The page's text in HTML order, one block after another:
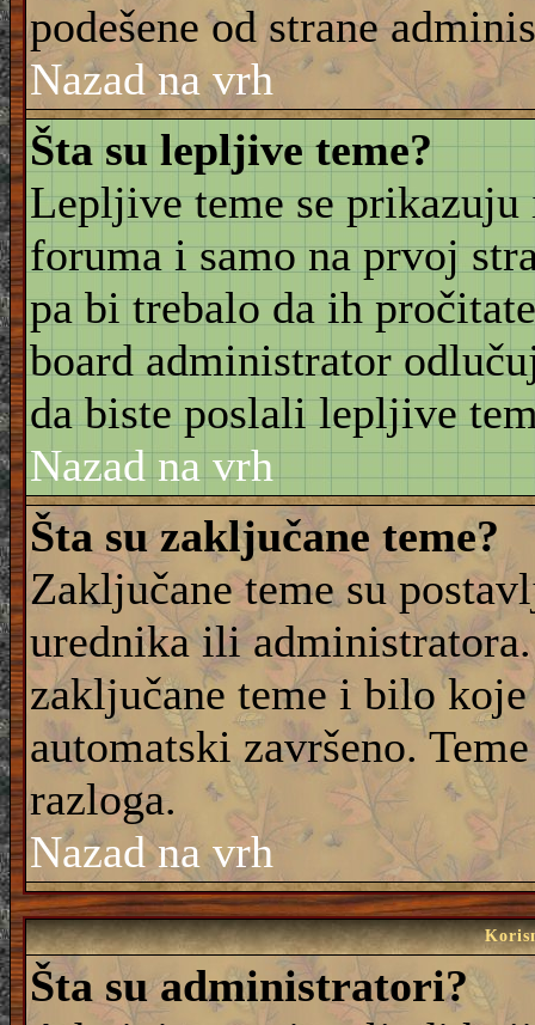
podešene od strane
Nazad na vrh
Šta su lepljive teme?
Lepljive teme se prikazuju
foruma i samo na prvoj
pa bi trebalo da ih
board administrator
da biste poslali lepljive
Nazad na vrh
Šta su zaključane teme?
Zaključane teme su
urednika ili
zaključane teme i bilo
automatski završeno.
razloga.
Nazad na vrh
Šta su administratori?